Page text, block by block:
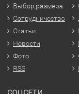
Выбор размера
Сотрудничество
Статьи
Новости
Фото
RSS